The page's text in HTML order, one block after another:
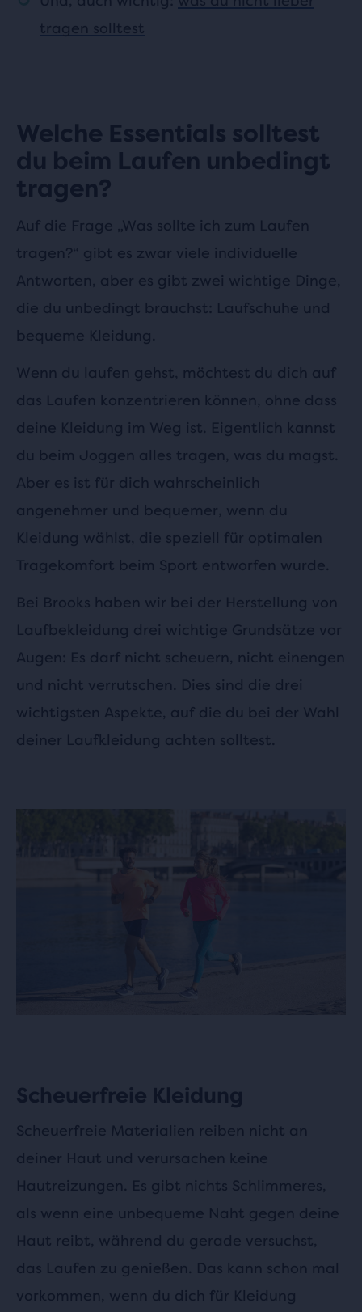
tragen solltest
Welche Essentials solltest
du beim Laufen unbedingt
tragen?
Auf die Frage „Was sollte ich zum Laufen
tragen?“ gibt es zwar viele individuelle
Antworten, aber es gibt zwei wichtige Dinge,
die du unbedingt brauchst: Laufschuhe und
bequeme Kleidung.
Wenn du laufen gehst, möchtest du dich auf
das Laufen konzentrieren können, ohne dass
deine Kleidung im Weg ist. Eigentlich kannst
du beim Joggen alles tragen, was du magst.
Aber es ist für dich wahrscheinlich
angenehmer und bequemer, wenn du
Kleidung wählst, die speziell für optimalen
Tragekomfort beim Sport entworfen wurde.
Bei Brooks haben wir bei der Herstellung von
Laufbekleidung drei wichtige Grundsätze vor
Augen: Es darf nicht scheuern, nicht einengen
und nicht verrutschen. Dies sind die drei
wichtigsten Aspekte, auf die du bei der Wahl
deiner Laufkleidung achten solltest.
Scheuerfreie Kleidung
Scheuerfreie Materialien reiben nicht an
deiner Haut und verursachen keine
Hautreizungen. Es gibt nichts Schlimmeres,
als wenn eine unbequeme Naht gegen deine
Haut reibt, während du gerade versuchst,
das Laufen zu genießen. Das kann schon mal
vorkommen, wenn du dich für Kleidung